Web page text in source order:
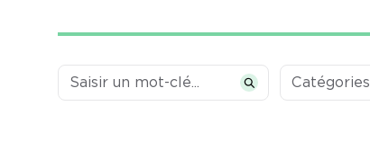
Categories
Catégories